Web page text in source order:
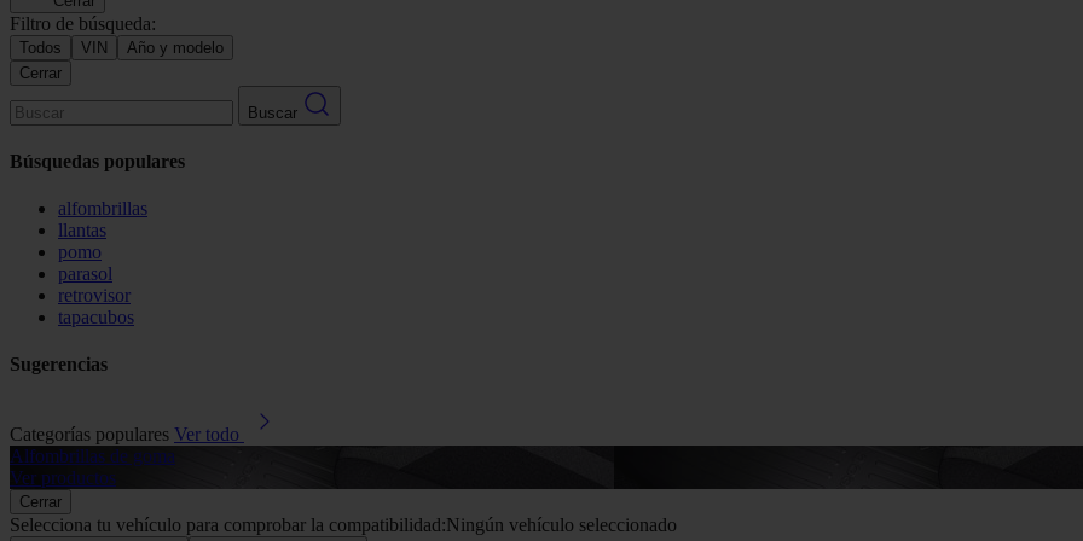
Filtro de búsqueda:
Todos VIN
Año y modelo
Cerrar
Buscar
Búsquedas populares
alfombrillas
llantas
pomo
parasol
retrovisor
tapacubos
Sugerencias
Categorías populares Ver todo
Alfombrillas de goma
Ver productos
Cerrar
Selecciona tu vehículo para comprobar la compatibilidad:Ningún vehículo seleccionado